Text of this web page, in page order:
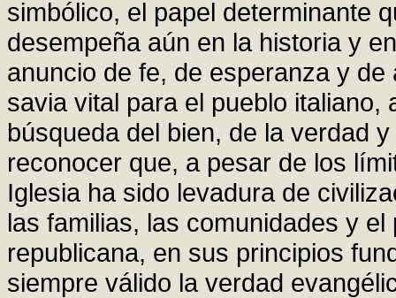
simbólico, el papel determinante
desempeña aún en la historia y
anuncio de fe, de esperanza y
savia vital para el pueblo
búsqueda del bien, de la verdad
reconocer que, a pesar de los
Iglesia ha sido levadura de
las familias, las comunidades y
republicana, en sus principios
siempre válido la verdad